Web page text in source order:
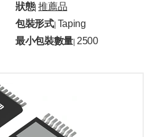
狀態|推薦品
包裝形式| Taping
最小包裝數量 |2500